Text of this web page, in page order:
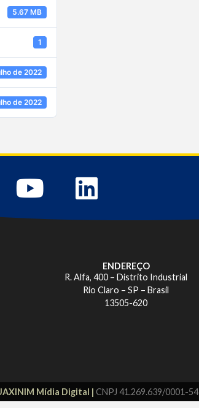
5.67 MB
1
de 2022
de 2022
ENDEREÇO
R. Alfa, 400 – Distrito Industrial
Rio Claro – SP – Brasil
13505-620
Mídia Digital | CNPJ 41.269.639/0001-54